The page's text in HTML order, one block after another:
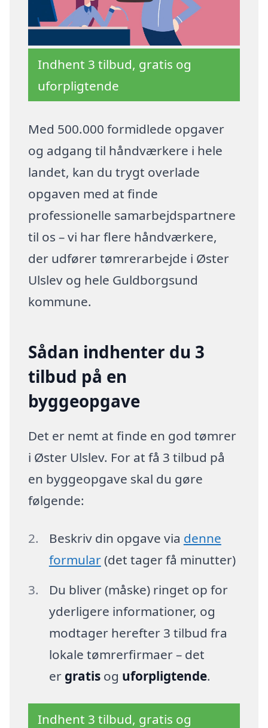
Indhent 3 tilbud, gratis og
uforpligtende
Med 500.000 formidlede opgaver
og adgang til håndværkere i hele
landet, kan du trygt overlade
opgaven med at finde
professionelle samarbejdspartnere
til os – vi har flere håndværkere,
der udfører tømrerarbejde i Øster
Ulslev og hele Guldborgsund
kommune.
Sådan indhenter du 3
tilbud på en
byggeopgave
Det er nemt at finde en god tømrer
i Øster Ulslev. For at få 3 tilbud på
en byggeopgave skal du gøre
følgende:
Beskriv din opgave via denne
formular(det tager få minutter)
Du bliver (måske) ringet op for
yderligere informationer, og
modtager herefter 3 tilbud fra
lokale tømrerfirmaer – det
er gratisog uforpligtende.
Indhent 3 tilbud, gratis og